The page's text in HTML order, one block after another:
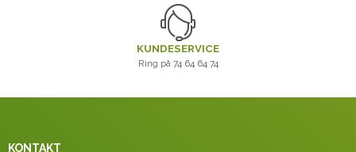
KUNDESERVICE
Ring på 74 64 64 74
KONTAKT